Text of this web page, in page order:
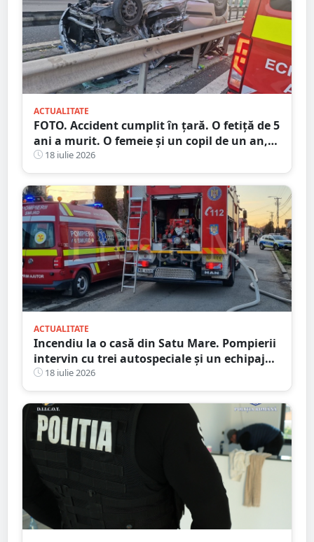
ACTUALITATE
FOTO. Accident cumplit în țară. O fetiță de 5
ani a murit. O femeie și un copil de un an,
la spital
18 iulie 2026
ACTUALITATE
Incendiu la o casă din Satu Mare. Pompierii
intervin cu trei autospeciale și un echipaj
SMURD
18 iulie 2026